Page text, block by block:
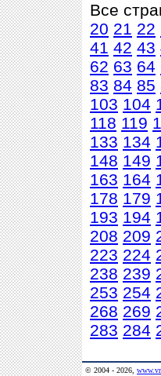
Все
20 21 22
41 42 43
62 63 64
83 84 85
103 104
118 119
133 134
148 149
163 164
178 179
193 194
208 209
223 224
238 239
253 254
268 269
283 284
© 2004 - 2026,